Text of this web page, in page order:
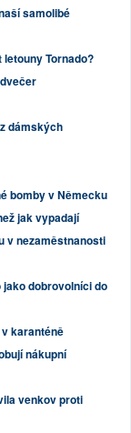
samolibé
Tornado?
dámských
bomby v Německu
jak vypadají
v nezaměstnanosti
dobrovolníci do
karanténě
nákupní
venkov proti